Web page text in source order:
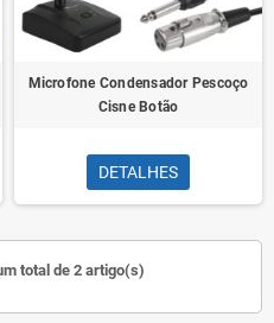
Microfone Condensador Pescoço
Cisne Botão
DETALHES
total de 2 artigo(s)